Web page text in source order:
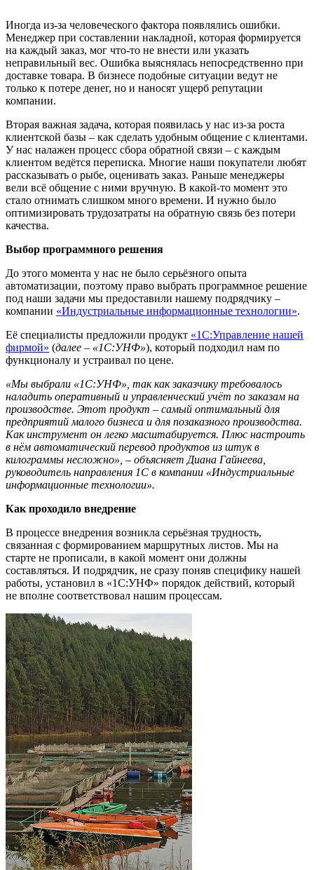
Иногда из-за человеческого фактора появлялись ошибки.
Менеджер при составлении накладной, которая формируется
на каждый заказ, мог что-то не внести или указать
неправильный вес. Ошибка выяснялась непосредственно при
доставке товара. В бизнесе подобные ситуации ведут не
только к потере денег, но и наносят ущерб репутации
компании.
Вторая важная задача, которая появилась у нас из-за роста
клиентской базы – как сделать удобным общение с клиентами.
У нас налажен процесс сбора обратной связи – с каждым
клиентом ведётся переписка. Многие наши покупатели любят
рассказывать о рыбе, оценивать заказ. Раньше менеджеры
вели всё общение с ними вручную. В какой-то момент это
стало отнимать слишком много времени. И нужно было
оптимизировать трудозатраты на обратную связь без потери
качества.
Выбор программного решения
До этого момента у нас не было серьёзного опыта
автоматизации, поэтому право выбрать программное решение
под наши задачи мы предоставили нашему подрядчику –
компании «Индустриальные информационные технологии».
Её специалисты предложили продукт «1С:Управление нашей
фирмой» (далее – «1С:УНФ»), который подходил нам по
функционалу и устраивал по цене.
«Мы выбрали «1С:УНФ», так как заказчику требовалось
наладить оперативный и управленческий учёт по заказам на
производстве. Этот продукт – самый оптимальный для
предприятий малого бизнеса и для позаказного производства.
Как инструмент он легко масштабируется. Плюс настроить
в нём автоматический перевод продуктов из штук в
килограммы несложно», – объясняет Диана Гайнеева,
руководитель направления 1C в компании «Индустриальные
информационные технологии».
Как проходило внедрение
В процессе внедрения возникла серьёзная трудность,
связанная с формированием маршрутных листов. Мы на
старте не прописали, в какой момент они должны
составляться. И подрядчик, не сразу поняв специфику нашей
работы, установил в «1С:УНФ» порядок действий, который
не вполне соответствовал нашим процессам.